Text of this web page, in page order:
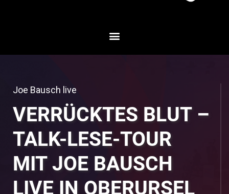
Joe Bausch live
VERRÜCKTES BLUT –
TALK-LESE-TOUR
MIT JOE BAUSCH
LIVE IN OBERURSEL